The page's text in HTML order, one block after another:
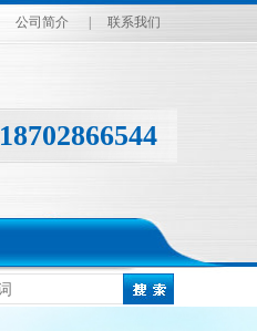
公司简介 联系我们
18702866544